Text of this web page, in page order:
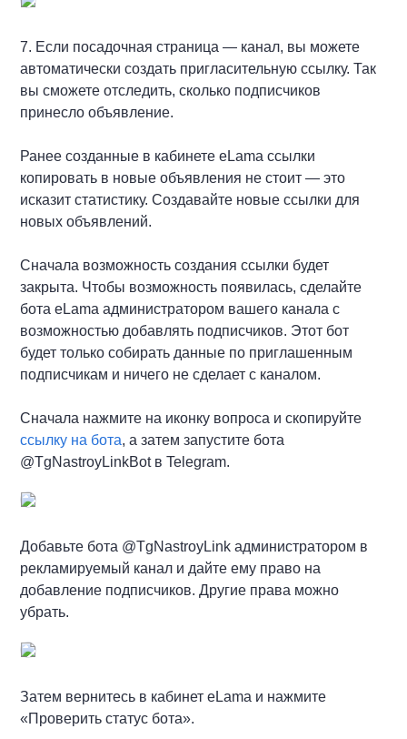
7. Если посадочная страница — канал, вы можете
автоматически создать пригласительную ссылку. Так
вы сможете отследить, сколько подписчиков
принесло объявление.
Ранее созданные в кабинете eLama ссылки
копировать в новые объявления не стоит — это
исказит статистику. Создавайте новые ссылки для
новых объявлений.
Сначала возможность создания ссылки будет
закрыта. Чтобы возможность появилась, сделайте
бота eLama администратором вашего канала с
возможностью добавлять подписчиков. Этот бот
будет только собирать данные по приглашенным
подписчикам и ничего не сделает с каналом.
Сначала нажмите на иконку вопроса и скопируйте
ссылку на бота, а затем запустите бота
@TgNastroyLinkBot в Telegram.
Добавьте бота @TgNastroyLink администратором в
рекламируемый канал и дайте ему право на
добавление подписчиков. Другие права можно
убрать.
Затем вернитесь в кабинет eLama и нажмите
«Проверить статус бота».